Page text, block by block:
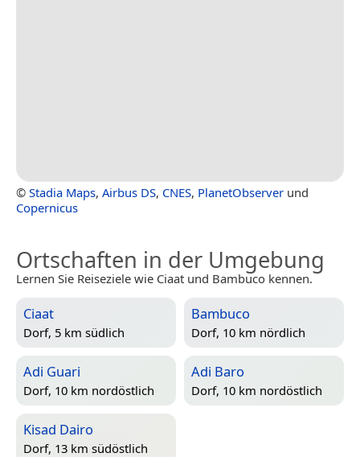
© Stadia Maps, Airbus DS, CNES, PlanetObserver und
Copernicus
Ortschaften in der Umgebung
Lernen Sie Reiseziele wie Ciaat und Bambuco kennen.
Ciaat
Dorf, 5 km südlich
Bambuco
Dorf, 10 km nördlich
Adi Guari
Dorf, 10 km nordöstlich
Adi Baro
Dorf, 10 km nordöstlich
Kisad Dairo
Dorf, 13 km südöstlich